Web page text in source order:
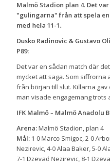
Malmö Stadion plan 4. Det
"gulingarna" från att spela
med hela 11-1.
Dusko Radinovic & Gustavo
P89:
Det var en sådan match där
mycket att säga. Som
från början till slut. Killarna
man visade engagemang trots
IFK Malmö – Malmö Anadolu
Arena:Malmö Stadion, plan 4
Mål:1-0 Marco Smigoc, 2-0
Nezirevic, 4-0 Alaa Baker, 5-0
7-1 Dzevad Nezirevic, 8-1